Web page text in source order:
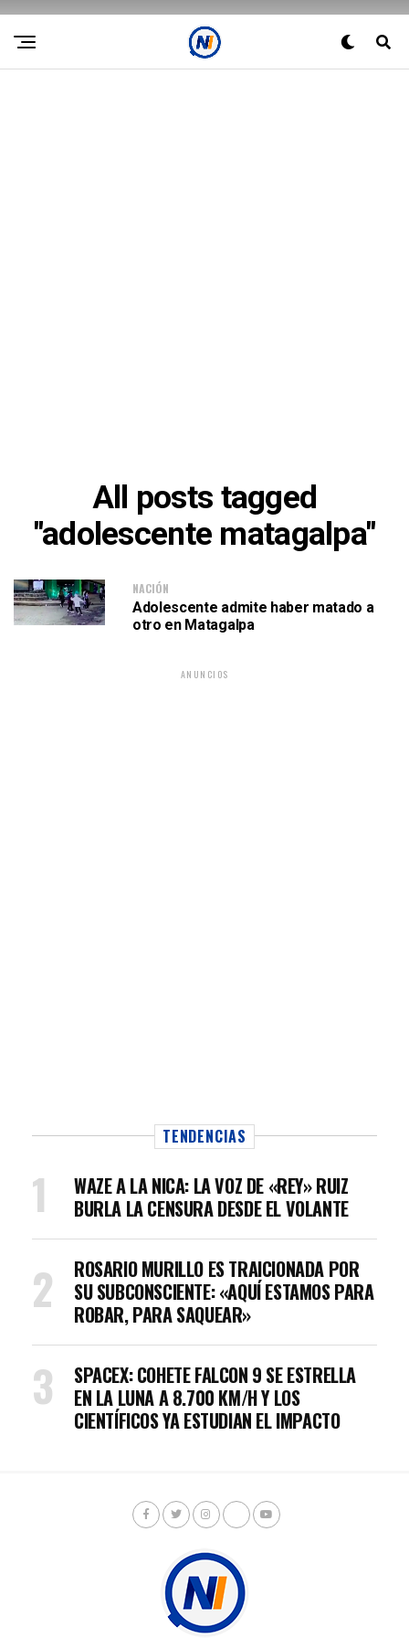
All posts tagged
"adolescente matagalpa"
NACIÓN
Adolescente admite haber matado a
otro en Matagalpa
ANUNCIOS
TENDENCIAS
WAZE A LA NICA: LA VOZ DE «REY» RUIZ
BURLA LA CENSURA DESDE EL VOLANTE
ROSARIO MURILLO ES TRAICIONADA POR
SU SUBCONSCIENTE: «AQUÍ ESTAMOS PARA
ROBAR, PARA SAQUEAR»
SPACEX: COHETE FALCON 9 SE ESTRELLA
EN LA LUNA A 8.700 KM/H Y LOS
CIENTÍFICOS YA ESTUDIAN EL IMPACTO